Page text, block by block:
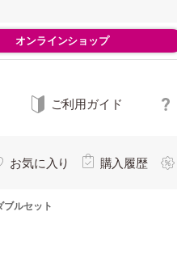
オンラインショップ
ご利用ガイド
お気に入り 購入履歴
ブルセット